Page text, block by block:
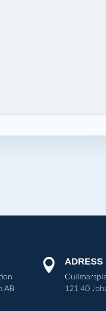
AB
 ADRESS
121 40